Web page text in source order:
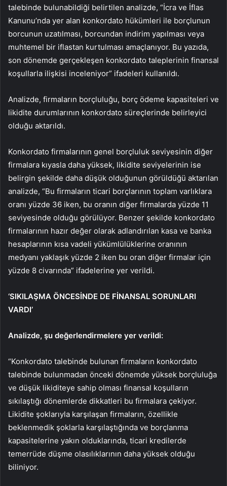
talebinde bulunabildiği belirtilen analizde, “İcra ve İflas
Kanunu’nda yer alan konkordato hükümleri ile borçlunun
borcunun uzatılması, borcundan indirim yapılması veya
muhtemel bir iflastan kurtulması amaçlanıyor. Bu yazıda,
son dönemde gerçekleşen konkordato taleplerinin finansal
koşullarla ilişkisi inceleniyor” ifadeleri kullanıldı.
Analizde, firmaların borçluluğu, borç ödeme kapasiteleri ve
likidite durumlarının konkordato süreçlerinde belirleyici
olduğu aktarıldı.
Konkordato firmalarının genel borçluluk seviyesinin diğer
firmalara kıyasla daha yüksek, likidite seviyelerinin ise
belirgin şekilde daha düşük olduğunun görüldüğü aktarılan
analizde, “Bu firmaların ticari borçlarının toplam varlıklara
oranı yüzde 36 iken, bu oranın diğer firmalarda yüzde 11
seviyesinde olduğu görülüyor. Benzer şekilde konkordato
firmalarının hazır değer olarak adlandırılan kasa ve banka
hesaplarının kısa vadeli yükümlülüklerine oranının
medyanı yaklaşık yüzde 2 iken bu oran diğer firmalar için
yüzde 8 civarında” ifadelerine yer verildi.
‘SIKILAŞMA ÖNCESİNDE DE FİNANSAL SORUNLARI
VARDI’
Analizde, şu değerlendirmelere yer verildi:
“Konkordato talebinde bulunan firmaların konkordato
talebinde bulunmadan önceki dönemde yüksek borçluluğa
ve düşük likiditeye sahip olması finansal koşulların
sıkılaştığı dönemlerde dikkatleri bu firmalara çekiyor.
Likidite şoklarıyla karşılaşan firmaların, özellikle
beklenmedik şoklarla karşılaştığında ve borçlanma
kapasitelerine yakın olduklarında, ticari kredilerde
temerrüde düşme olasılıklarının daha yüksek olduğu
biliniyor.